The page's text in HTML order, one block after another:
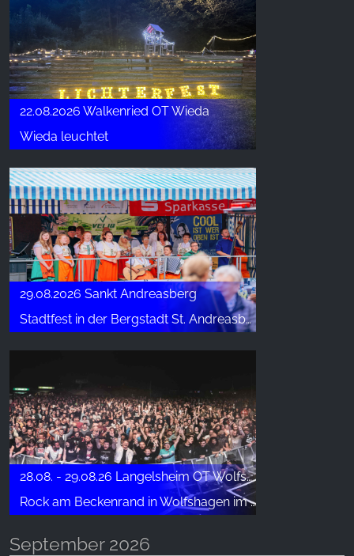
22.08.2026 Walkenried OT Wieda
Wieda leuchtet
29.08.2026 Sankt Andreasberg
Stadtfest in der Bergstadt St. Andreasberg
28.08. - 29.08.26 Langelsheim OT Wolfshagen
Rock am Beckenrand in Wolfshagen im Harz
September 2026